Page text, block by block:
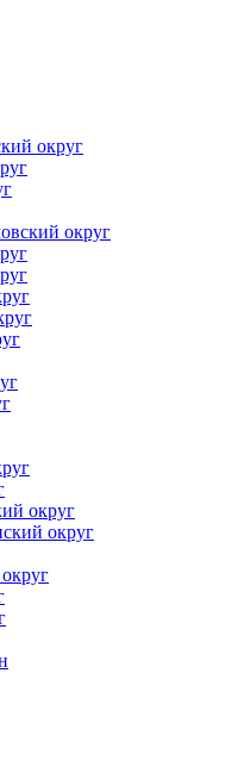
округ
округ
округ
округ